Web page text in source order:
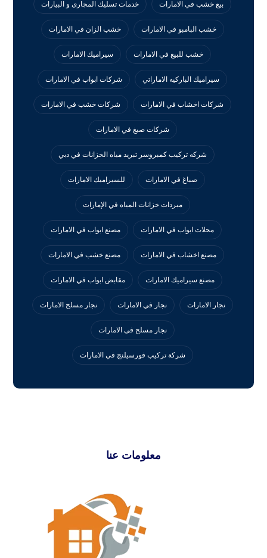
بيع خشب في الامارات خدمات تسليك المجارى و البيارات
خشب البامبو في الامارات خشب الزان في الامارات
خشب للبيع في الامارات سيراميك الامارات
سيراميك الباركيه الاماراتي شركات ابواب في الامارات
شركات اخشاب في الامارات شركات خشب في الامارات
شركات صبغ في الامارات
شركه تركيب كمبروسر تبريد مياه الخزانات في دبي
صباغ في الامارات للسيراميك الامارات
مبردات خزانات المياه في الإمارات
محلات ابواب في الامارات مصنع ابواب في الامارات
مصنع اخشاب في الامارات مصنع خشب في الامارات
مصنع سيراميك الامارات مقابض ابواب في الامارات
نجار الامارات نجار في الامارات نجار مسلح الامارات
نجار مسلح فى الامارات
‏شركة تركيب فورسيلنج في الامارات
معلومات عنا